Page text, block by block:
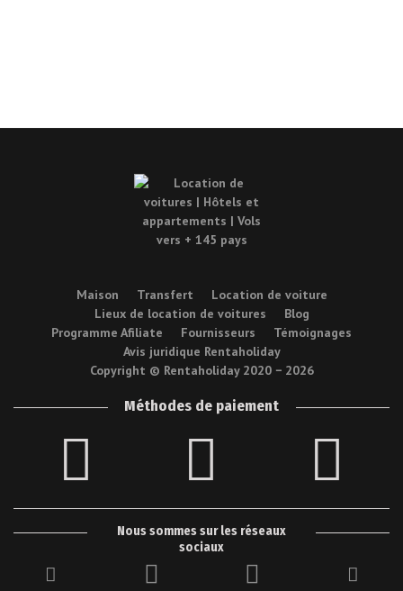
Maison Transfert
Location de voiture
Lieux de location de voitures
Blog
Programme Afiliate
Fournisseurs
Témoignages
Avis juridique Rentaholiday
Copyright © Rentaholiday 2020 − 2026
Méthodes de paiement
Nous sommes sur les réseaux
sociaux